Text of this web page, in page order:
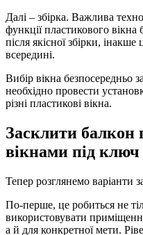
Далі – збірка. Важлива
функції пластикового вікна
після якісної збірки,
всередині.
Вибір вікна безпосередньо
необхідно провести
різні пластикові вікна.
Засклити балкон
вікнами під ключ
Тепер розглянемо варіанти
По-перше, це робиться не
використовувати
а й для конкретної мети.